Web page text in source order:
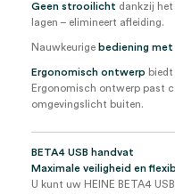
Geen strooilicht dankzij het
lagen – elimineert afleiding.
Nauwkeurige bediening met
Ergonomisch ontwerp
Ergonomisch ontwerp past
omgevingslicht buiten.
BETA4 USB handvat
Maximale veiligheid en
U kunt uw HEINE BETA4